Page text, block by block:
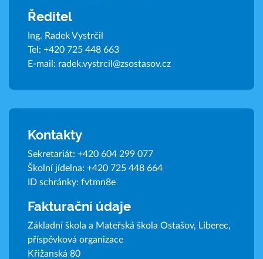
Ředitel
Ing. Radek Vystrčil
Tel: +420 725 448 663
E-mail: radek.vystrcil@zsostasov.cz
Kontakty
Sekretariát: +420 604 299 077
Školní jídelna: +420 725 448 664
ID schránky: fvtmn8e
Fakturační údaje
Základní škola a Mateřská škola Ostašov, Liberec,
příspěvková organizace
Křižanská 80